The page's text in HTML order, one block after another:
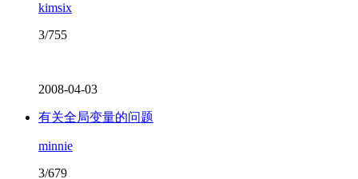
kimsix
3/755
2008-04-03
有关全局变量的问题
minnie
3/679